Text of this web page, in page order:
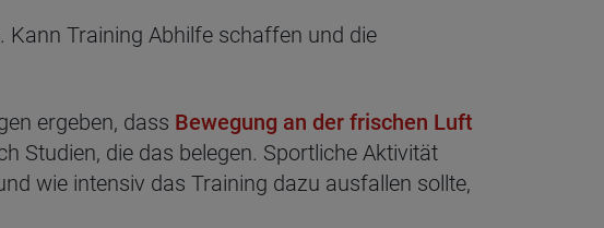
Kann Training Abhilfe schaffen und die
ergeben, dass Bewegung an der frischen Luft
Studien, die das belegen. Sportliche Aktivität
wie intensiv das Training dazu ausfallen sollte,